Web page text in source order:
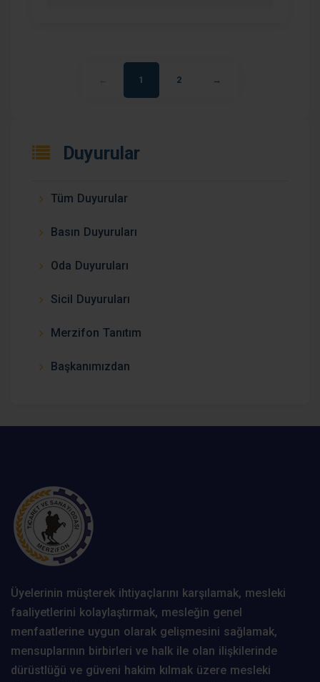
Duyurular
Tüm Duyurular
Basın Duyuruları
Oda Duyuruları
Sicil Duyuruları
Merzifon Tanıtım
Başkanımızdan
1 2 →
Üyelerinin müşterek ihtiyaçlarını karşılamak, mesleki
faaliyetlerini kolaylaştırmak, mesleğin genel
menfaatlerine uygun olarak gelişmesini sağlamak,
mensuplarının birbirleri ve halk ile olan ilişkilerinde
dürüstlüğü ve güveni hakim kılmak üzere mesleki